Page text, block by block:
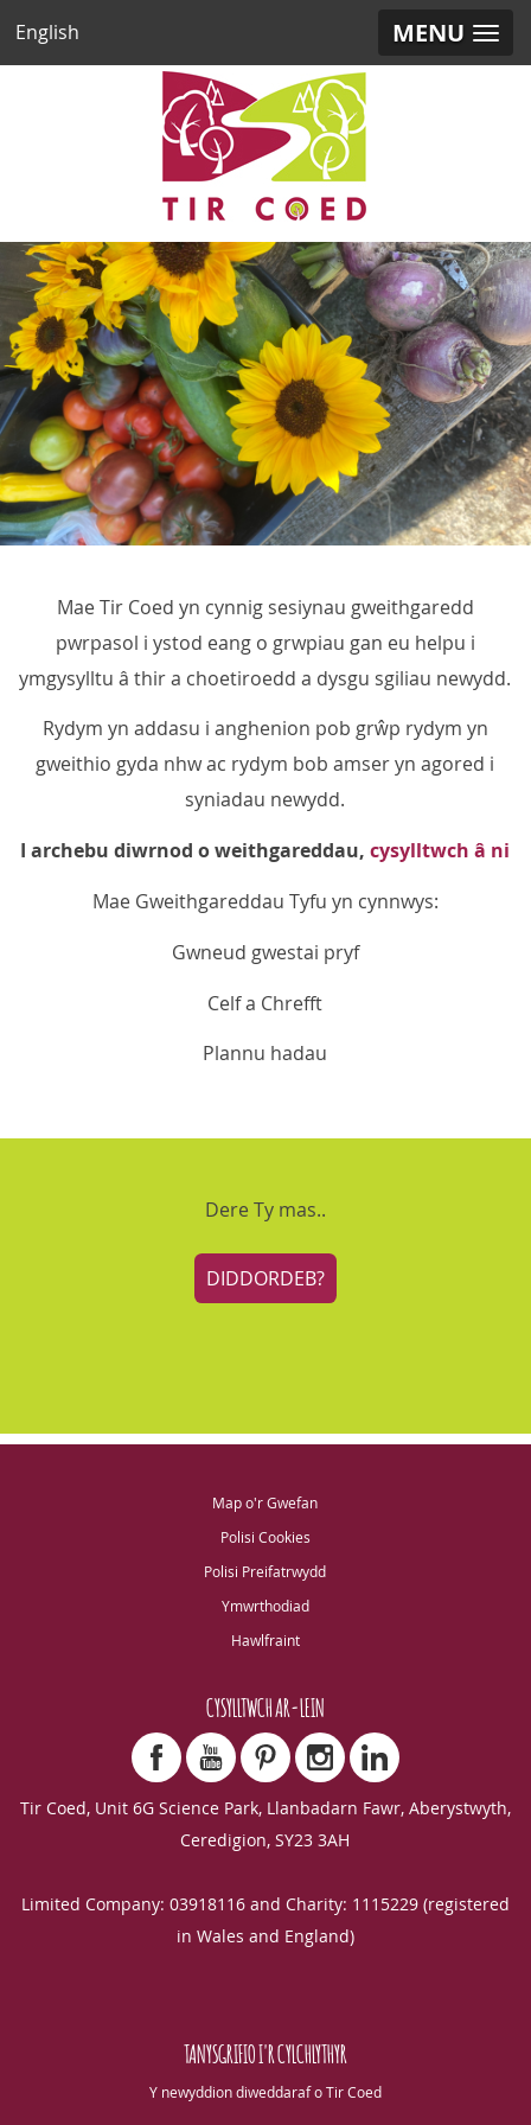
MENU
English
Mae Tir Coed yn cynnig sesiynau gweithgaredd
pwrpasol i ystod eang o grwpiau gan eu helpu i
ymgysylltu â thir a choetiroedd a dysgu sgiliau newydd.
Rydym yn addasu i anghenion pob grŵp rydym yn
gweithio gyda nhw ac rydym bob amser yn agored i
syniadau newydd.
I archebu diwrnod o weithgareddau,cysylltwch â ni
Mae Gweithgareddau Tyfu yn cynnwys:
Gwneud gwestai pryf
Celf a Chrefft
Plannu hadau
Dere Ty mas..
DIDDORDEB?
Map o'r Gwefan
Polisi Cookies
Polisi Preifatrwydd
Ymwrthodiad
Hawlfraint
CYSYLLTWCH AR-LEIN
Tir Coed, Unit 6G Science Park, Llanbadarn Fawr, Aberystwyth,
Ceredigion, SY23 3AH
Limited Company: 03918116 and Charity: 1115229 (registered
in Wales and England)
TANYSGRIFIO I'R CYLCHLYTHYR
Y newyddion diweddaraf o Tir Coed